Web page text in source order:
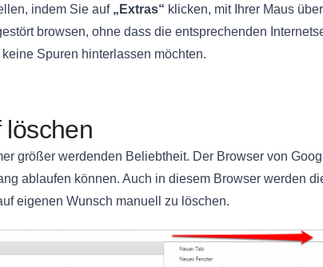
indem Sie auf „Extras“ klicken, mit Ihrer Maus
browsen, ohne dass die entsprechenden
Spuren hinterlassen möchten.
löschen
größer werdenden Beliebtheit. Der Browser von
ablaufen können. Auch in diesem Browser werden
eigenen Wunsch manuell zu löschen.